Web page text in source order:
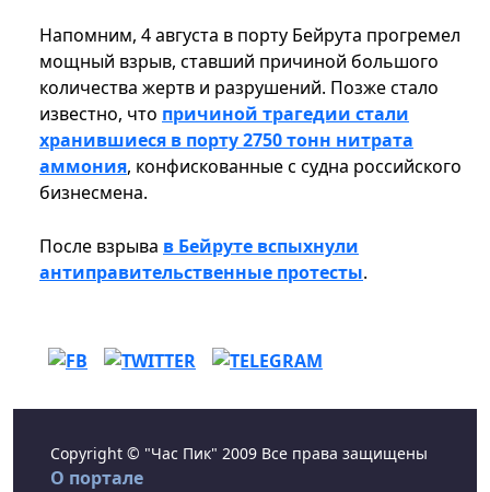
Напомним, 4 августа в порту Бейрута прогремел
мощный взрыв, ставший причиной большого
количества жертв и разрушений. Позже стало
известно, что причиной трагедии стали
хранившиеся в порту 2750 тонн нитрата
аммония, конфискованные с судна российского
бизнесмена.
После взрыва в Бейруте вспыхнули
антиправительственные протесты.
Copyright © "Час Пик" 2009 Все права защищены
О портале